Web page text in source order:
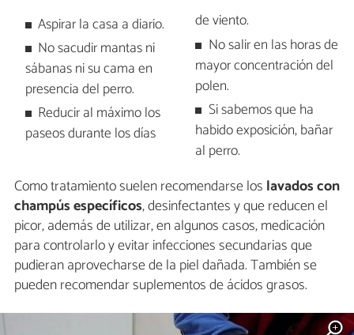
Aspirar la casa a diario.
No sacudir mantas ni
sábanas ni su cama en
presencia del perro.
Reducir al máximo los
paseos durante los días
de viento.
No salir en las horas de
mayor concentración del
polen.
Si sabemos que ha
habido exposición, bañar
al perro.
Como tratamiento suelen recomendarse los lavados con
champús específicos, desinfectantes y que reducen el
picor, además de utilizar, en algunos casos, medicación
para controlarlo y evitar infecciones secundarias que
pudieran aprovecharse de la piel dañada. También se
pueden recomendar suplementos de ácidos grasos.